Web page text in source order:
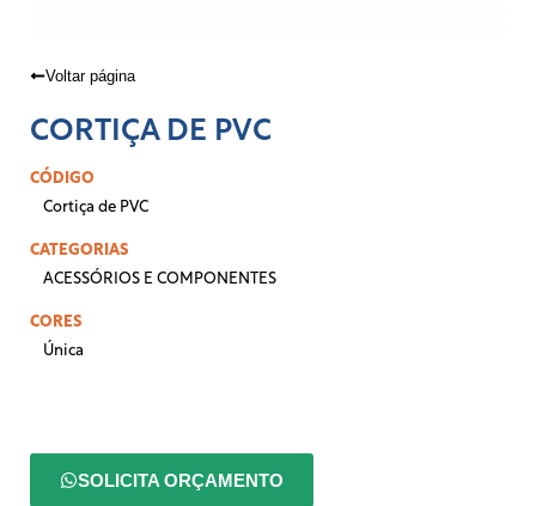
Voltar página
CORTIÇA DE PVC
CÓDIGO
Cortiça de PVC
CATEGORIAS
ACESSÓRIOS E COMPONENTES
CORES
Única
SOLICITA ORÇAMENTO